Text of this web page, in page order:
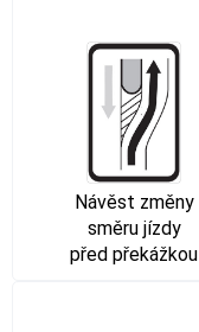
Návěst změny
směru jízdy
před překážkou